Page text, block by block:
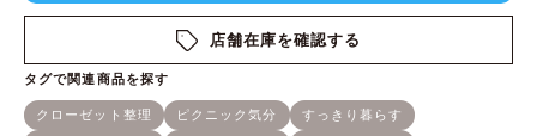
店舗在庫を確認する